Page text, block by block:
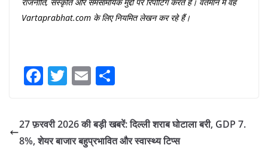
Vartaprabhat.com के लिए नियमित लेखन कर रहे हैं।
Fa
bo
ok
T
r
E
ail
re
27 फ़रवरी 2026 की बड़ी खबरें: दिल्ली शराब घोटाला बरी, GDP 7.
8%, शेयर बाजार बहुप्रभावित और स्वास्थ्य टिप्स